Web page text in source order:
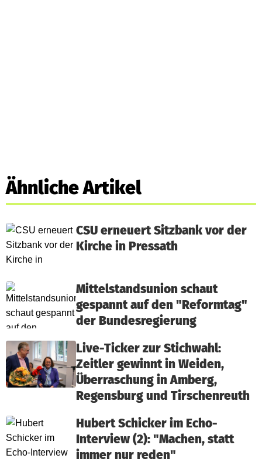
Ähnliche Artikel
CSU erneuert Sitzbank vor der
Kirche in Pressath
Mittelstandsunion schaut
gespannt auf den "Reformtag"
der Bundesregierung
Live-Ticker zur Stichwahl:
Zeitler gewinnt in Weiden,
Überraschung in Amberg,
Regensburg und Tirschenreuth
Hubert Schicker im Echo-
Interview (2): "Machen, statt
immer nur reden"